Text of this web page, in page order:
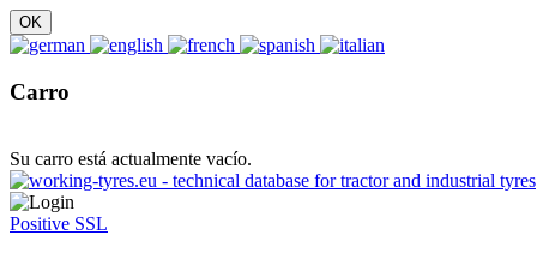
Carro
Su carro está actualmente vacío.
Positive SSL